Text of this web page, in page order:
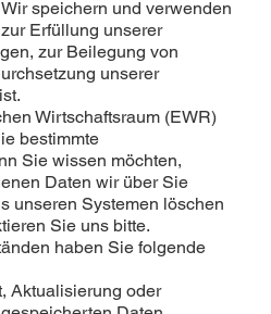
speichern und verwenden
Erfüllung unserer
zur Beilegung von
unserer
Wirtschaftsraum (EWR)
bestimmte
Sie wissen möchten,
Daten wir über Sie
unseren Systemen löschen
Sie uns bitte.
haben Sie folgende
Aktualisierung oder